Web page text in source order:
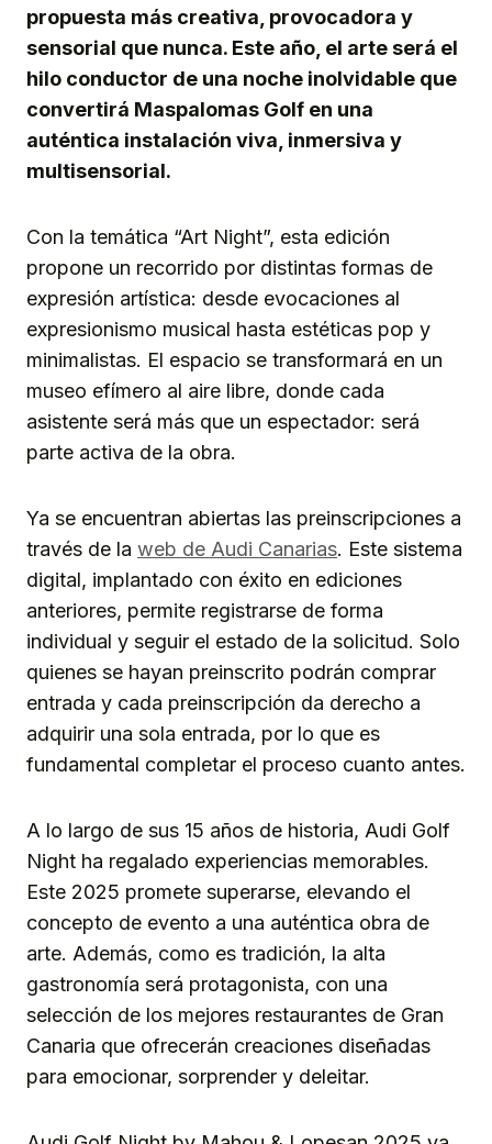
propuesta más creativa, provocadora y
sensorial que nunca. Este año, el arte será el
hilo conductor de una noche inolvidable que
convertirá Maspalomas Golf en una
auténtica instalación viva, inmersiva y
multisensorial.
Con la temática “Art Night”, esta edición
propone un recorrido por distintas formas de
expresión artística: desde evocaciones al
expresionismo musical hasta estéticas pop y
minimalistas. El espacio se transformará en un
museo efímero al aire libre, donde cada
asistente será más que un espectador: será
parte activa de la obra.
Ya se encuentran abiertas las preinscripciones a
través de la web de Audi Canarias. Este sistema
digital, implantado con éxito en ediciones
anteriores, permite registrarse de forma
individual y seguir el estado de la solicitud. Solo
quienes se hayan preinscrito podrán comprar
entrada y cada preinscripción da derecho a
adquirir una sola entrada, por lo que es
fundamental completar el proceso cuanto antes.
A lo largo de sus 15 años de historia, Audi Golf
Night ha regalado experiencias memorables.
Este 2025 promete superarse, elevando el
concepto de evento a una auténtica obra de
arte. Además, como es tradición, la alta
gastronomía será protagonista, con una
selección de los mejores restaurantes de Gran
Canaria que ofrecerán creaciones diseñadas
para emocionar, sorprender y deleitar.